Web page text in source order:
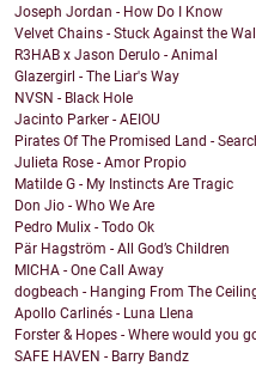
Joseph Jordan - How Do I Know
Velvet Chains - Stuck Against the Wall
R3HAB x Jason Derulo - Animal
Glazergirl - The Liar's Way
NVSN - Black Hole
Jacinto Parker - AEIOU
Pirates Of The Promised Land -
Julieta Rose - Amor Propio
Matilde G - My Instincts Are Tragic
Don Jio - Who We Are
Pedro Mulix - Todo Ok
Pär Hagström - All God’s Children
MICHA - One Call Away
dogbeach - Hanging From The
Apollo Carlinés - Luna Llena
Forster & Hopes - Where would you
SAFE HAVEN - Barry Bandz